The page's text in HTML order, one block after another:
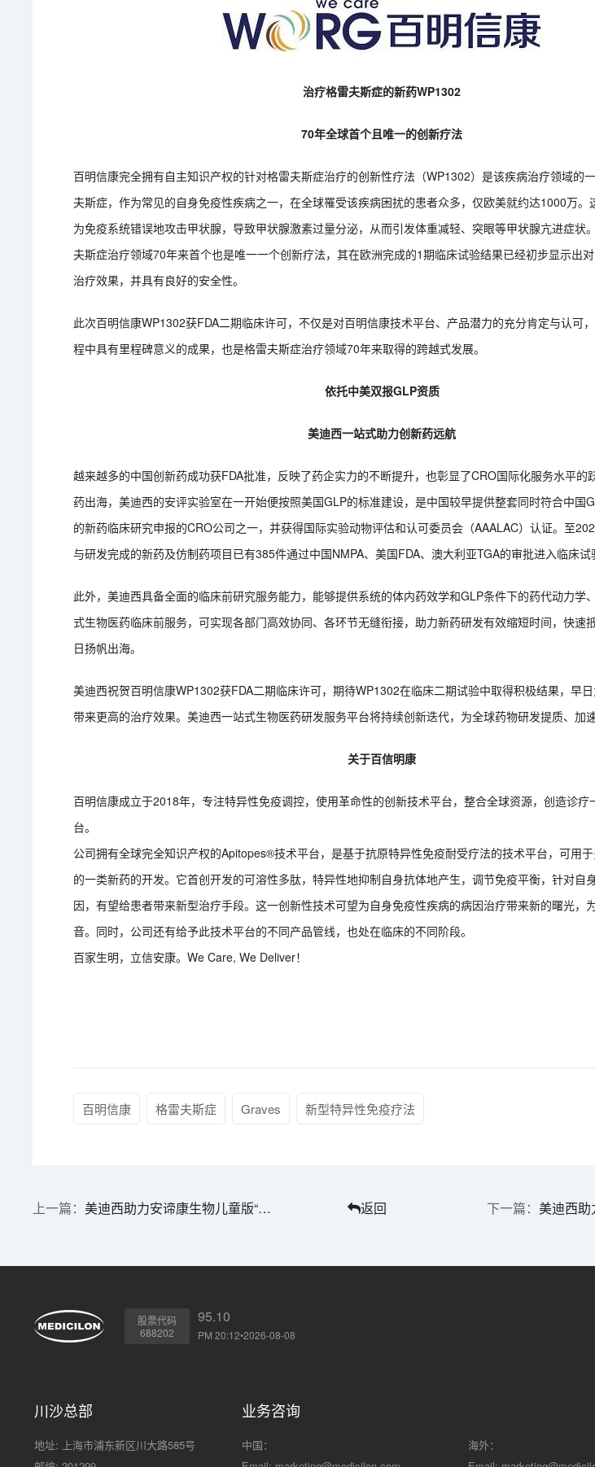
治疗格雷夫斯症的新药WP1302
70年全球首个且唯一的创新疗法
百明信康完全拥有自主知识产权的针对格雷夫斯症治疗的创新性疗法（WP1302）是该疾病治疗领域的
夫斯症，作为常见的自身免疫性疾病之一，在全球罹受该疾病困扰的患者众多，仅欧美就约达1000万。
为免疫系统错误地攻击甲状腺，导致甲状腺激素过量分泌，从而引发体重减轻、突眼等甲状腺亢进症状
夫斯症治疗领域70年来首个也是唯一一个创新疗法，其在欧洲完成的1期临床试验结果已经初步显示出
治疗效果，并具有良好的安全性。
此次百明信康WP1302获FDA二期临床许可，不仅是对百明信康技术平台、产品潜力的充分肯定与认可
程中具有里程碑意义的成果，也是格雷夫斯症治疗领域70年来取得的跨越式发展。
依托中美双报GLP资质
美迪西一站式助力创新药远航
越来越多的中国创新药成功获FDA批准，反映了药企实力的不断提升，也彰显了CRO国际化服务水平的
药出海，美迪西的安评实验室在一开始便按照美国GLP的标准建设，是中国较早提供整套同时符合中国
的新药临床研究申报的CRO公司之一，并获得国际实验动物评估和认可委员会（AAALAC）认证。至
与研发完成的新药及仿制药项目已有385件通过中国NMPA、美国FDA、澳大利亚TGA的审批进入临床试
此外，美迪西具备全面的临床前研究服务能力，能够提供系统的体内药效学和GLP条件下的药代动力学
式生物医药临床前服务，可实现各部门高效协同、各环节无缝衔接，助力新药研发有效缩短时间，快速
日扬帆出海。
美迪西祝贺百明信康WP1302获FDA二期临床许可，期待WP1302在临床二期试验中取得积极结果，早
带来更高的治疗效果。美迪西一站式生物医药研发服务平台将持续创新迭代，为全球药物研发提质、加速
关于百信明康
百明信康成立于2018年，专注特异性免疫调控，使用革命性的创新技术平台，整合全球资源，创造诊疗
台。
公司拥有全球完全知识产权的Apitopes®技术平台，是基于抗原特异性免疫耐受疗法的技术平台，可用
的一类新药的开发。它首创开发的可溶性多肽，特异性地抑制自身抗体地产生，调节免疫平衡，针对自
因，有望给患者带来新型治疗手段。这一创新性技术可望为自身免疫性疾病的病因治疗带来新的曙光，
音。同时，公司还有给予此技术平台的不同产品管线，也处在临床的不同阶段。
百家生明，立信安康。We Care, We Deliver！
百明信康 格雷夫斯症 Graves 新型特异性免疫疗法
美迪西助力安谛康生物儿童版“一粒治愈”流感新药在中国临床受理 返回 美迪西助力 | 致根
股票代码
688202
95.10
PM 20:12•2026-08-08
川沙总部
地址: 上海市浦东新区川大路585号
业务咨询
中国：
海外：